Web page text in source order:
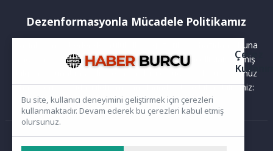
Dezenformasyonla Mücadele Politikamız
Yayınlanan haberler doğruluk ilkesi gözetilerek hazırlanır. Buna
rağmen bazı içeriklerde eksik, hatalı veya güncelliğini yitirmiş
bilgiler bulunabilir.Yanlış veya yanıltıcı olduğunu düşündüğünüz
haberleri aşağıdaki iletişim kanallarından bize bildirebilirsiniz:
Ana Sayfa
Çerez
Bu site, kullanıcı deneyimini geliştirmek için çerezleri
kullanmaktadır. Devam ederek bu çerezleri kabul etmiş
olursunuz.